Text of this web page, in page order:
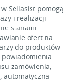
Sellasist pomogą
i realizacji
stanami
ofert na
do produktów
zamówienia,
automatyczna